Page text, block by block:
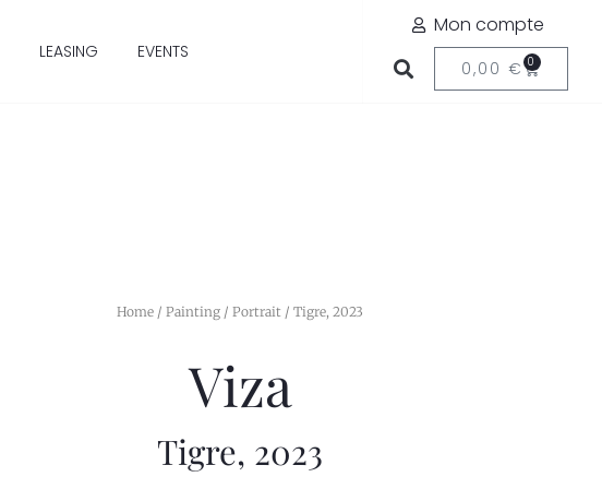
LEASING EVENTS
Mon compte
0,00 € 0
Home /Painting /Portrait / Tigre, 2023
Viza
Tigre, 2023